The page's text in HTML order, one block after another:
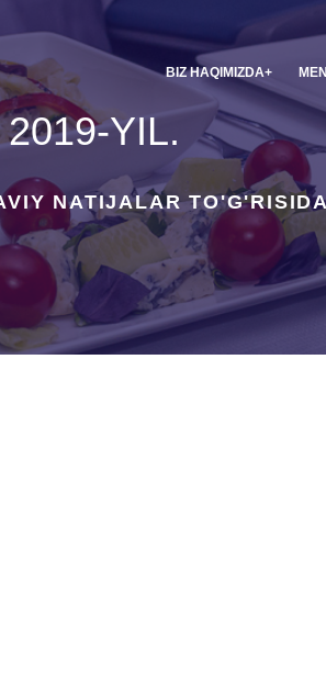
BIZ HAQIMIZDA
YIL.
NATIJALAR